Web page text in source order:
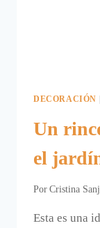
DECORACIÓN
Un
el
Por Cristina
Esta es una